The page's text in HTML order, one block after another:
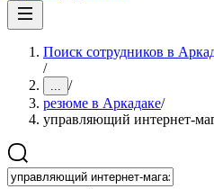
Поиск сотрудников в
/
... /
резюме в Аркадаке/
управляющий интернет-